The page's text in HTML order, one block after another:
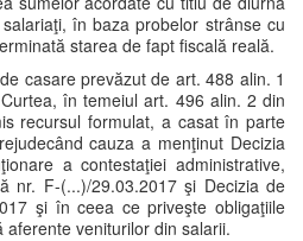
în baza probelor strânse cu
starea de fapt fiscală reală.
casare prevăzut de art. 488 alin. 1
în temeiul art. 496 alin. 2 din
recursul formulat, a casat în parte
cauza a menţinut Decizia
a contestaţiei administrative,
nr. F-(...)/29.03.2017 şi Decizia de
şi în ceea ce priveşte obligaţiile
veniturilor din salarii.